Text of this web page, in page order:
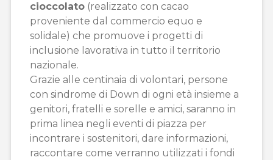
cioccolato(realizzato con cacao
proveniente dal commercio equo e
solidale) che promuove i progetti di
inclusione lavorativa in tutto il territorio
nazionale.
Grazie alle centinaia di volontari, persone
con sindrome di Down di ogni età insieme a
genitori, fratelli e sorelle e amici, saranno in
prima linea negli eventi di piazza per
incontrare i sostenitori, dare informazioni,
raccontare come verranno utilizzati i fondi